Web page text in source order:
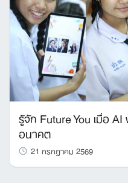
รู้จัก Future You เมื่อ
อนาคต
21 กรกฎาคม 2569